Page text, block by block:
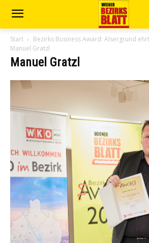
Start
Bezirks Business Award: Alsergrund
Manuel Gratzl
Manuel Gratzl